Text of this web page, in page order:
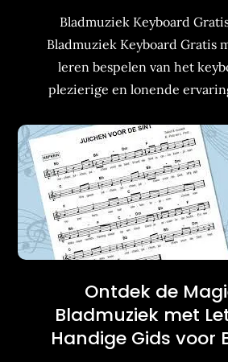
Bladmuziek Keyboard
Bladmuziek Keyboard Gratis
leren bespelen van het
plezierige en lonende
Ontdek de
Bladmuziek met
Handige Gids voor